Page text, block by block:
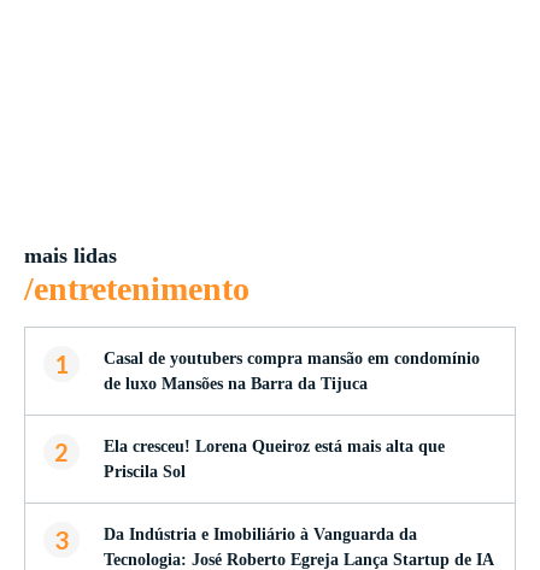
mais lidas
/entretenimento
1
Casal de youtubers compra mansão em condomínio
de luxo Mansões na Barra da Tijuca
2
Ela cresceu! Lorena Queiroz está mais alta que
Priscila Sol
3
Da Indústria e Imobiliário à Vanguarda da
Tecnologia: José Roberto Egreja Lança Startup de IA